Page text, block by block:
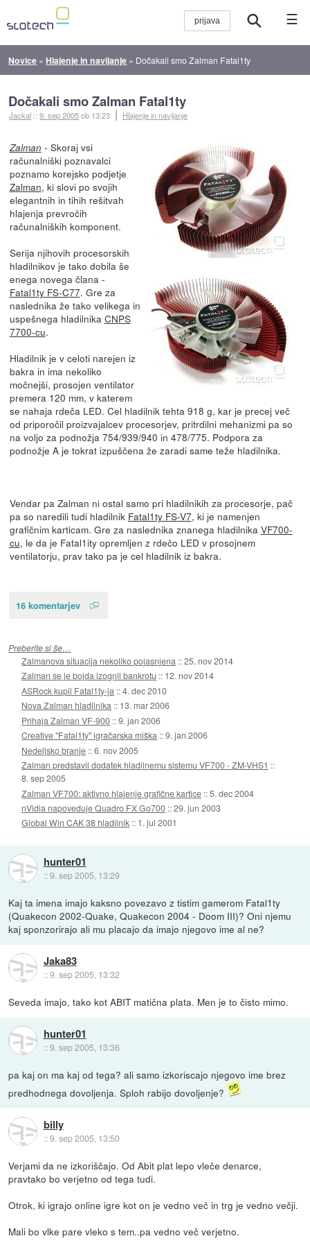
☰
Novice » Hlajenje in navijanje » Dočakali smo Zalman Fatal1ty
Dočakali smo Zalman Fatal1ty
Jackal ::9. sep 2005ob 13:23 Hlajenje in navijanje
Zalman - Skoraj vsi
računalniški poznavalci
poznamo korejsko podjetje
Zalman, ki slovi po svojih
elegantnih in tihih rešitvah
hlajenja prevročih
računalniških komponent.
Serija njihovih procesorskih
hladilnikov je tako dobila še
enega novega člana -
Fatal1ty FS-C77. Gre za
naslednika že tako velikega in
uspešnega hladilnika CNPS
7700-cu.
Hladilnik je v celoti narejen iz
bakra in ima nekoliko
močnejši, prosojen ventilator
premera 120 mm, v katerem
se nahaja rdeča LED. Cel hladilnik tehta 918 g, kar je precej več
od priporočil proizvajalcev procesorjev, pritrdilni mehanizmi pa so
na voljo za podnožja 754/939/940 in 478/775. Podpora za
podnožje A je tokrat izpuščena že zaradi same teže hladilnika.
Vendar pa Zalman ni ostal samo pri hladilnikih za procesorje, pač
pa so naredili tudi hladilnik Fatal1ty FS-V7, ki je namenjen
grafičnim karticam. Gre za naslednika znanega hladilnika VF700-
cu, le da je Fatal1ity opremljen z rdečo LED v prosojnem
ventilatorju, prav tako pa je cel hladilnik iz bakra.
16 komentarjev
Preberite si še…
Zalmanova situacija nekoliko pojasnjena ::25. nov 2014
Zalman se je bojda izognil bankrotu :: 12. nov 2014
ASRock kupil Fatal1ty-ja ::4. dec 2010
Nova Zalman hladilnika :: 13. mar 2006
Prihaja Zalman VF-900 ::9. jan 2006
Creative "Fatal1ty" igračarska miška ::9. jan 2006
Nedeljsko branje ::6. nov 2005
Zalman predstavil dodatek hladilnemu sistemu VF700 - ZM-VHS1 ::
8. sep 2005
Zalman VF700: aktivno hlajenje grafične kartice ::5. dec 2004
nVidia napoveduje Quadro FX Go700 ::29. jun 2003
Global Win CAK 38 hladilnik :: 1. jul 2001
hunter01
::9. sep 2005, 13:29
Kaj ta imena imajo kaksno povezavo z tistim gamerom Fatal1ty
(Quakecon 2002-Quake, Quakecon 2004 - Doom III)? Oni njemu
kaj sponzorirajo ali mu placajo da imajo njegovo ime al ne?
Jaka83
::9. sep 2005, 13:32
Seveda imajo, tako kot ABIT matična plata. Men je to čisto mimo.
hunter01
::9. sep 2005, 13:36
pa kaj on ma kaj od tega? ali samo izkoriscajo njegovo ime brez
predhodnega dovoljenja. Sploh rabijo dovoljenje?
billy
::9. sep 2005, 13:50
Verjami da ne izkoriščajo. Od Abit plat lepo vleče denarce,
pravtako bo verjetno od tega tudi.
Otrok, ki igrajo online igre kot on je vedno več in trg je vedno večji.
Mali bo vlke pare vleko s tem..pa vedno več verjetno.